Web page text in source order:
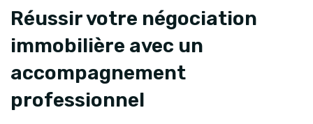
Réussir votre négociation
immobilière avec un
accompagnement
professionnel